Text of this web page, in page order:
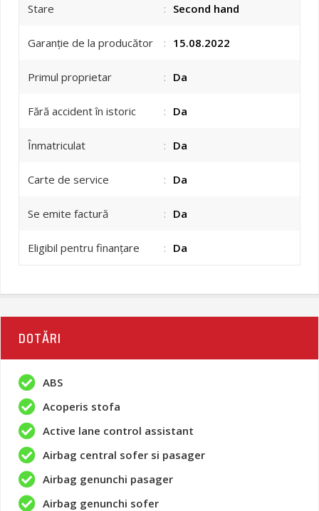
Stare : Second hand
Garanție de la producător : 15.08.2022
Primul proprietar : Da
Fără accident în istoric : Da
Înmatriculat : Da
Carte de service : Da
Se emite factură : Da
Eligibil pentru finanțare : Da
DOTĂRI
ABS
Acoperis stofa
Active lane control assistant
Airbag central sofer si pasager
Airbag genunchi pasager
Airbag genunchi sofer